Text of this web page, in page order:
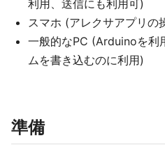
利用、送信にも利用可)
スマホ (アレクサアプリの
一般的なPC (Arduinoを利
ムを書き込むのに利用)
準備